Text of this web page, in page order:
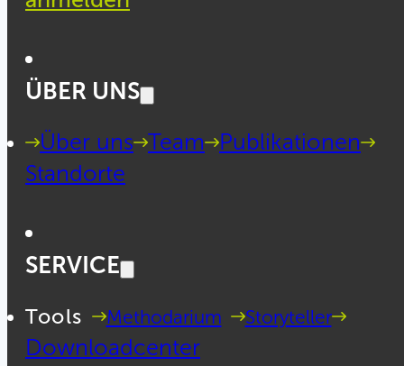
ÜBER UNS
Über uns Team
Publikationen
Standorte
SERVICE
Tools Methodarium Storyteller
Downloadcenter